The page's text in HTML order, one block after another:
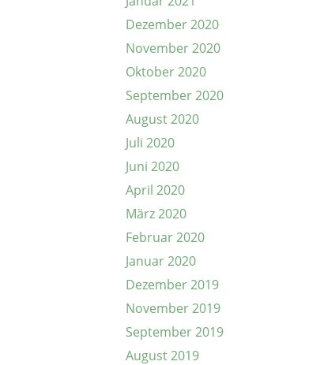
Dezember 2020
November 2020
Oktober 2020
September 2020
August 2020
Juli 2020
Juni 2020
April 2020
März 2020
Februar 2020
Januar 2020
Dezember 2019
November 2019
September 2019
August 2019